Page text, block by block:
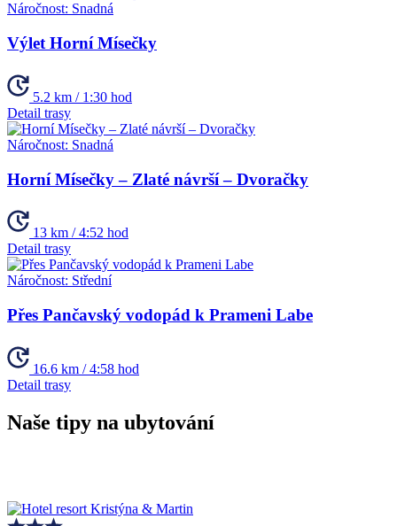
Náročnost: Snadná
Výlet Horní Mísečky
5.2 km / 1:30 hod
Detail trasy
Náročnost: Snadná
Horní Mísečky – Zlaté návrší – Dvoračky
13 km / 4:52 hod
Detail trasy
Náročnost: Střední
Přes Pančavský vodopád k Prameni Labe
16.6 km / 4:58 hod
Detail trasy
Naše tipy na ubytování